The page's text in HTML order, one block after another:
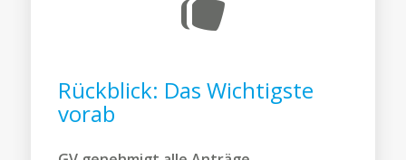
Rückblick: Das Wichtigste
vorab